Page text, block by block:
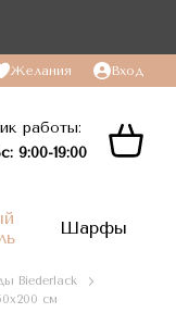
Желания Вход
работы:
9:00-19:00
Шарфы
Biederlack
см